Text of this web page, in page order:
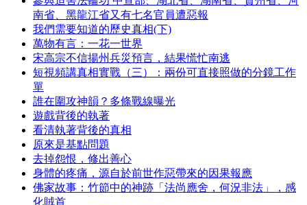
南省、黑龍江省又有七名官員遭惡報
我們需要知道的歷史真相(下)
萬物有言：一花一世界
宋高宗不信揚州兵災預言，結果慌忙南逃
短視頻講真相實戰（三）：兩份可直接照做的分鏡工作
單
誰在圍攻神韻？多條戰線曝光
遊戲背後的執著
看清執著背後的真相
原來是基點問題
去掉怨恨，修出善心
身體的疼痛，源自於前世作惡帶來的因果報應
佛家故事：竹節中的神跡「法尚應舍，何況非法」，感
化賊首